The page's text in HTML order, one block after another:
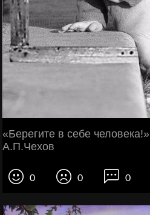
«Берегите в себе человека!»
А.П.Чехов
0 0 0